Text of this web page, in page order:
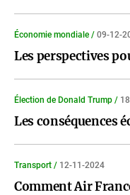
Économie mondiale / 09-12-
Les perspectives
Élection de Donald Trump /
Les conséquences
Transport / 12-11-2024
Comment Air